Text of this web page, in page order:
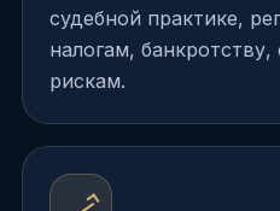
судебной практике,
налогам,
рискам.